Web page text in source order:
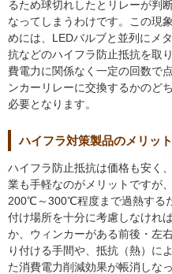
るため球切れしたとリレーが判
なってしまうわけです。この現
めには、LEDバルブと並列にメ
抗などのハイフラ防止抵抗を取
費電力に関係なく一定の回数で
ンカーリレーに交換するかのど
必要となります。
ハイフラ対策製品のメリッ
ハイフラ防止抵抗は価格も安く
業も手軽なのがメリットですが
200℃～300℃程度まで過熱する
付け場所を十分に考慮しなけれ
か、ウィンカーがある前後・左
り付ける手間や、抵抗（熱）に
た消費電力削減効果が帳消しな